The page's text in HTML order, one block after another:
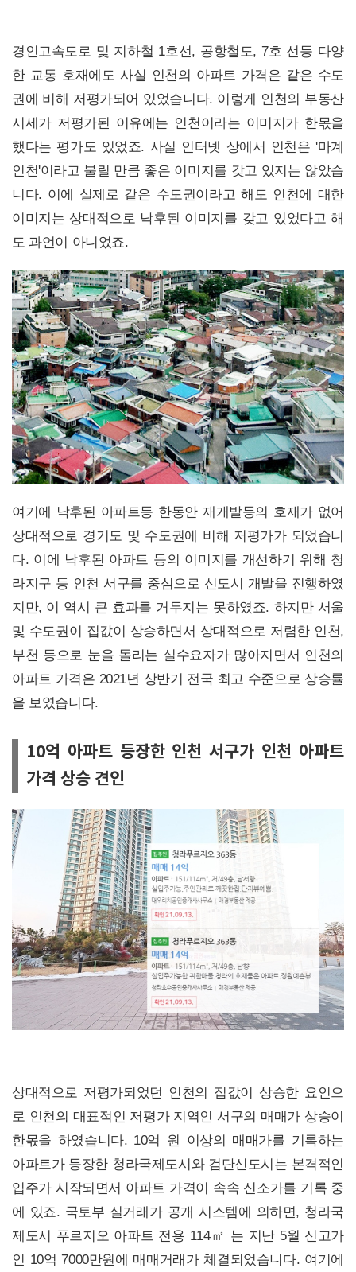
경인고속도로 및 지하철 1호선, 공항철도, 7호 선등 다양
한 교통 호재에도 사실 인천의 아파트 가격은 같은 수도
권에 비해 저평가되어 있었습니다. 이렇게 인천의 부동산
시세가 저평가된 이유에는 인천이라는 이미지가 한몫을
했다는 평가도 있었죠. 사실 인터넷 상에서 인천은 '마계
인천'이라고 불릴 만큼 좋은 이미지를 갖고 있지는 않았습
니다. 이에 실제로 같은 수도권이라고 해도 인천에 대한
이미지는 상대적으로 낙후된 이미지를 갖고 있었다고 해
도 과언이 아니었죠.
여기에 낙후된 아파트등 한동안 재개발등의 호재가 없어
상대적으로 경기도 및 수도권에 비해 저평가가 되었습니
다. 이에 낙후된 아파트 등의 이미지를 개선하기 위해 청
라지구 등 인천 서구를 중심으로 신도시 개발을 진행하였
지만, 이 역시 큰 효과를 거두지는 못하였죠. 하지만 서울
및 수도권이 집값이 상승하면서 상대적으로 저렴한 인천,
부천 등으로 눈을 돌리는 실수요자가 많아지면서 인천의
아파트 가격은 2021년 상반기 전국 최고 수준으로 상승률
을 보였습니다.
10억 아파트 등장한 인천 서구가 인천 아파트
가격 상승 견인
상대적으로 저평가되었던 인천의 집값이 상승한 요인으
로 인천의 대표적인 저평가 지역인 서구의 매매가 상승이
한몫을 하였습니다. 10억 원 이상의 매매가를 기록하는
아파트가 등장한 청라국제도시와 검단신도시는 본격적인
입주가 시작되면서 아파트 가격이 속속 신소가를 기록 중
에 있죠. 국토부 실거래가 공개 시스템에 의하면, 청라국
제도시 푸르지오 아파트 전용 114㎡ 는 지난 5월 신고가
인 10억 7000만원에 매매거래가 체결되었습니다. 여기에